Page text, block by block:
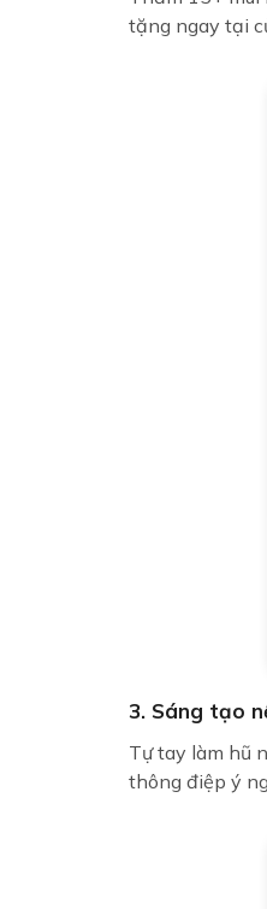
tặng ngay tại
3. Sáng tạo
Tự tay làm hũ
thông điệp ý